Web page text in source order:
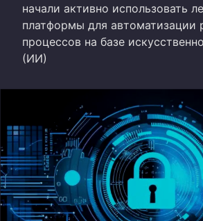
начали активно использовать
платформы для автоматизации
процессов на базе
(ИИ)